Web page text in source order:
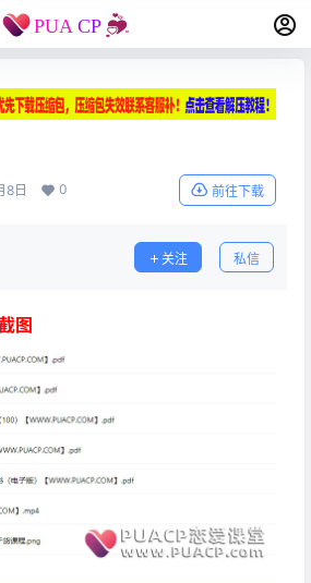
8日 0 前往下载
关注 私信
图